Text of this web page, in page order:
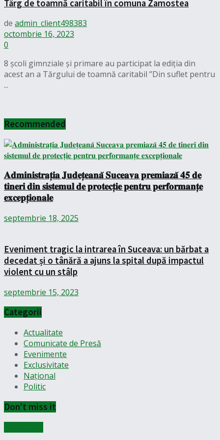
Târg de toamnă caritabil în comuna Zamostea
de admin_client498383
octombrie 16, 2023
0
8 școli gimnziale și primare au participat la ediția din
acest an a Tărgului de toamnă caritabil ”Din suflet pentru
...
Recommended
𝐀𝐝𝐦𝐢𝐧𝐢𝐬𝐭𝐫𝐚𝐭̦𝐢𝐚 𝐉𝐮𝐝𝐞𝐭̦𝐞𝐚𝐧𝐚̆ 𝐒𝐮𝐜𝐞𝐚𝐯𝐚 𝐩𝐫𝐞𝐦𝐢𝐚𝐳𝐚̆ 𝟒𝟓 𝐝𝐞
𝐭𝐢𝐧𝐞𝐫𝐢 𝐝𝐢𝐧 𝐬𝐢𝐬𝐭𝐞𝐦𝐮𝐥 𝐝𝐞 𝐩𝐫𝐨𝐭𝐞𝐜𝐭̦𝐢𝐞 𝐩𝐞𝐧𝐭𝐫𝐮 𝐩𝐞𝐫𝐟𝐨𝐫𝐦𝐚𝐧𝐭̦𝐞
𝐞𝐱𝐜𝐞𝐩𝐭̦𝐢𝐨𝐧𝐚𝐥𝐞
septembrie 18, 2025
Eveniment tragic la intrarea în Suceava: un bărbat a
decedat și o tânără a ajuns la spital după impactul
violent cu un stâlp
septembrie 15, 2023
Categorii
Actualitate
Comunicate de Presă
Evenimente
Exclusivitate
Național
Politic
Don't miss it